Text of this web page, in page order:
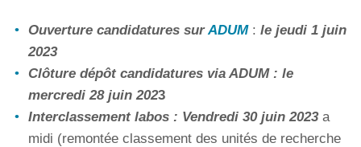
Ouverture candidatures surADUM : le jeudi 1 juin
2023
Clôture dépôt candidatures via ADUM : le
mercredi 28 juin2023
Interclassement labos : Vendredi 30 juin 2023 a
midi (remontée classement des unités de recherche